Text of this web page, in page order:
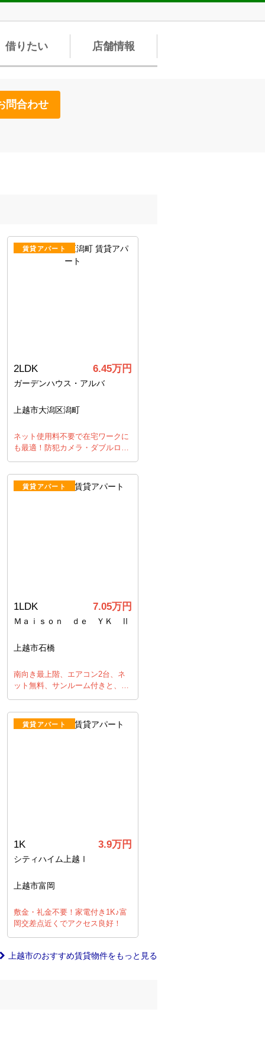
借りたい 店舗情報
問合わせ
賃貸アパート
2LDK 6.45万円
ガーデンハウス・アルバ
上越市大潟区潟町
ネット使用料不要で在宅ワークに
も最適！防犯カメラ・ダブルロ…
賃貸アパート
1LDK 7.05万円
Ｍａｉｓｏｎ ｄｅ ＹＫ Ⅱ
上越市石橋
南向き最上階、エアコン2台、ネ
ット無料、サンルーム付きと、…
賃貸アパート
1K 3.9万円
シティハイム上越Ⅰ
上越市富岡
敷金・礼金不要！家電付き1K♪富
岡交差点近くでアクセス良好！
上越市のおすすめ賃貸物件をもっと見る